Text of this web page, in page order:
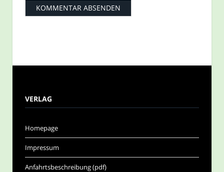
VERLAG
Homepage
Impressum
Anfahrtsbeschreibung (pdf)